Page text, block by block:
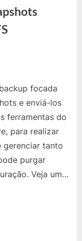
focada
e enviá-los
ferramentas do
para realizar
gerenciar tanto
purgar
Veja um…